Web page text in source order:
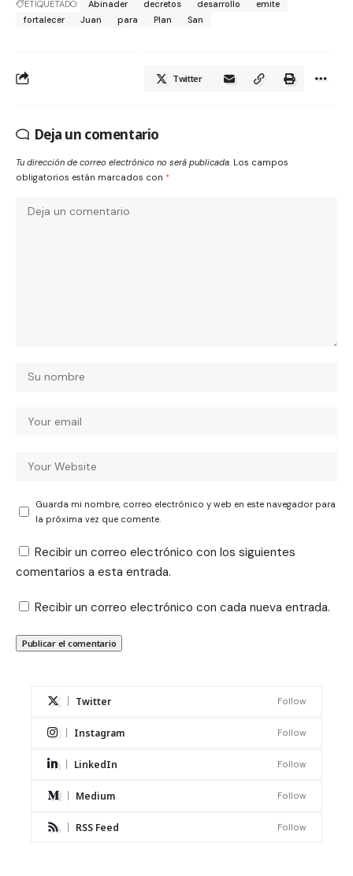
ETIQUETADO: Abinader decretos desarrollo
emite
fortalecer
Juan para Plan San
Twitter
Deja un comentario
Tu dirección de correo electrónico no será publicada. Los campos
obligatorios están marcados con *
Guarda mi nombre, correo electrónico y web en este navegador para
la próxima vez que comente.
Recibir un correo electrónico con los siguientes
comentarios a esta entrada.
Recibir un correo electrónico con cada nueva entrada.
Twitter Follow
Instagram Follow
LinkedIn Follow
Medium Follow
RSS Feed Follow